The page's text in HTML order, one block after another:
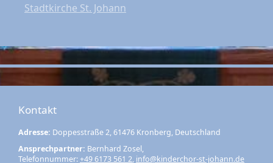
Stadtkirche St. Johann
Kontakt
Adresse: Doppesstraße 2, 61476 Kronberg, Deutschland
Ansprechpartner: Bernhard Zosel,
Telefonnummer:+49 6173 561 2, info@kinderchor-st-johann.de